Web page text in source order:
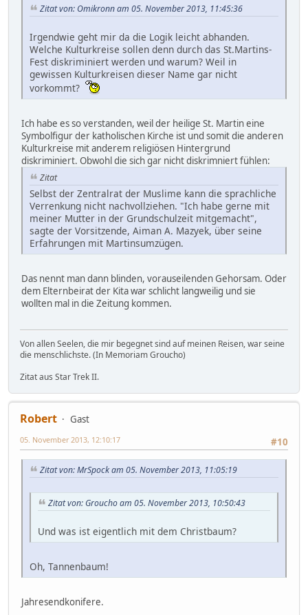
Zitat von: Omikronn am 05. November 2013, 11:45:36
Irgendwie geht mir da die Logik leicht abhanden.
Welche Kulturkreise sollen denn durch das St.Martins-
Fest diskriminiert werden und warum? Weil in
gewissen Kulturkreisen dieser Name gar nicht
vorkommt?
Ich habe es so verstanden, weil der heilige St. Martin eine
Symbolfigur der katholischen Kirche ist und somit die anderen
Kulturkreise mit anderem religiösen Hintergrund
diskriminiert. Obwohl die sich gar nicht diskrimniert fühlen:
Zitat
Selbst der Zentralrat der Muslime kann die sprachliche
Verrenkung nicht nachvollziehen. "Ich habe gerne mit
meiner Mutter in der Grundschulzeit mitgemacht",
sagte der Vorsitzende, Aiman A. Mazyek, über seine
Erfahrungen mit Martinsumzügen.
Das nennt man dann blinden, vorauseilenden Gehorsam. Oder
dem Elternbeirat der Kita war schlicht langweilig und sie
wollten mal in die Zeitung kommen.
Von allen Seelen, die mir begegnet sind auf meinen Reisen, war seine
die menschlichste. (In Memoriam Groucho)
Zitat aus Star Trek II.
Robert
Gast
#10
05. November 2013, 12:10:17
Zitat von: MrSpock am 05. November 2013, 11:05:19
Zitat von: Groucho am 05. November 2013, 10:50:43
Und was ist eigentlich mit dem Christbaum?
Oh, Tannenbaum!
Jahresendkonifere.